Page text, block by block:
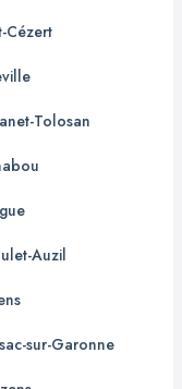
Cézert
Tolosan
Auzil
sur-Garonne